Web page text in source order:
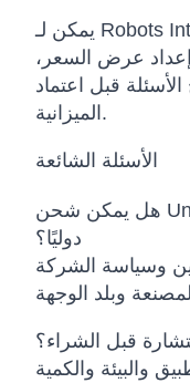
يمكن لـ Robots International المساعدة في مقارنة
إعداد عرض السعر،
قبل اعتماد
الميزانية.
الأسئلة الشائعة
هل يمكن شحن Unitree B2-Xf1-C (B2-XF1-C)
دوليًا؟
وسياسة الشركة
قبل الشراء؟
والبيئة والكمية